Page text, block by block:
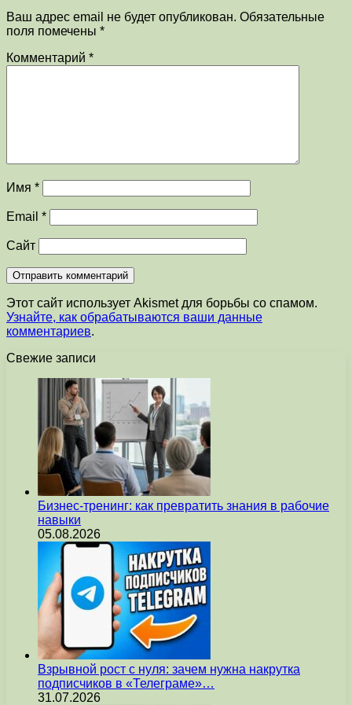
Ваш адрес email не будет опубликован. Обязательные
поля помечены *
Комментарий *
Имя *
Email *
Сайт
Этот сайт использует Akismet для борьбы со спамом.
Узнайте, как обрабатываются ваши данные
комментариев.
Свежие записи
Бизнес-тренинг: как превратить знания в рабочие
навыки
05.08.2026
Взрывной рост с нуля: зачем нужна накрутка
подписчиков в «Телеграме»…
31.07.2026